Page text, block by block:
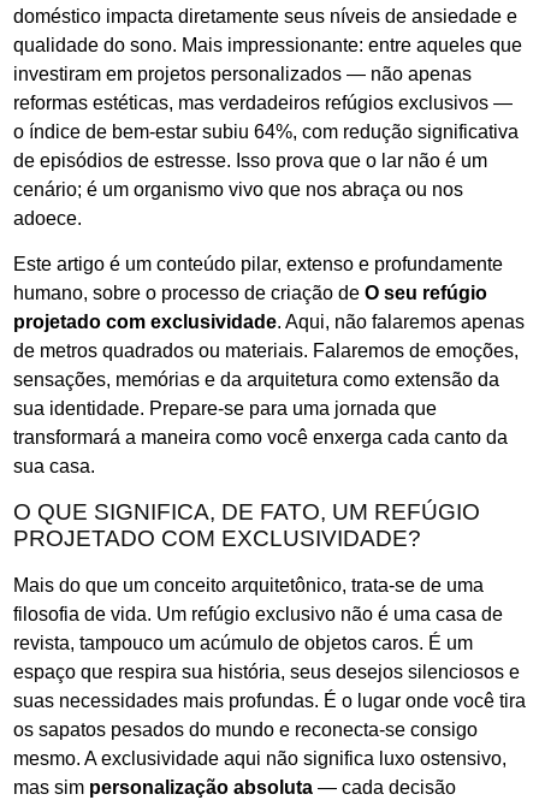
doméstico impacta diretamente seus níveis de ansiedade e
qualidade do sono. Mais impressionante: entre aqueles que
investiram em projetos personalizados — não apenas
reformas estéticas, mas verdadeiros refúgios exclusivos —
o índice de bem-estar subiu 64%, com redução significativa
de episódios de estresse. Isso prova que o lar não é um
cenário; é um organismo vivo que nos abraça ou nos
adoece.
Este artigo é um conteúdo pilar, extenso e profundamente
humano, sobre o processo de criação de O seu refúgio
projetado com exclusividade. Aqui, não falaremos apenas
de metros quadrados ou materiais. Falaremos de emoções,
sensações, memórias e da arquitetura como extensão da
sua identidade. Prepare-se para uma jornada que
transformará a maneira como você enxerga cada canto da
sua casa.
O QUE SIGNIFICA, DE FATO, UM REFÚGIO
PROJETADO COM EXCLUSIVIDADE?
Mais do que um conceito arquitetônico, trata-se de uma
filosofia de vida. Um refúgio exclusivo não é uma casa de
revista, tampouco um acúmulo de objetos caros. É um
espaço que respira sua história, seus desejos silenciosos e
suas necessidades mais profundas. É o lugar onde você tira
os sapatos pesados do mundo e reconecta-se consigo
mesmo. A exclusividade aqui não significa luxo ostensivo,
mas sim personalização absoluta — cada decisão